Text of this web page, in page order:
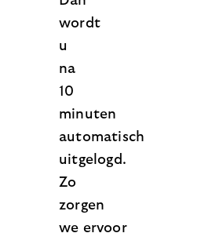
wordt
u
na
10
minuten
automatisch
uitgelogd.
Zo
zorgen
we ervoor